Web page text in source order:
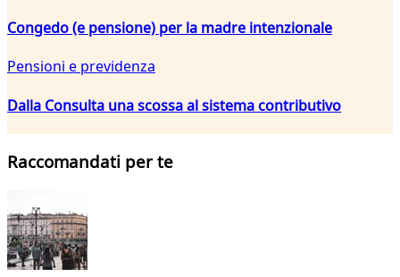
Congedo (e pensione) per la madre intenzionale
Pensioni e previdenza
Dalla Consulta una scossa al sistema contributivo
Raccomandati per te